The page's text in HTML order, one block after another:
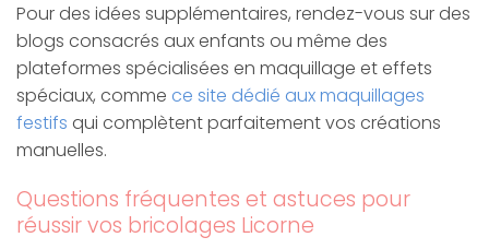
Pour des idées supplémentaires, rendez-vous sur des
blogs consacrés aux enfants ou même des
plateformes spécialisées en maquillage et effets
spéciaux, comme ce site dédié aux maquillages
festifs qui complètent parfaitement vos créations
manuelles.
Questions fréquentes et astuces pour
réussir vos bricolages Licorne